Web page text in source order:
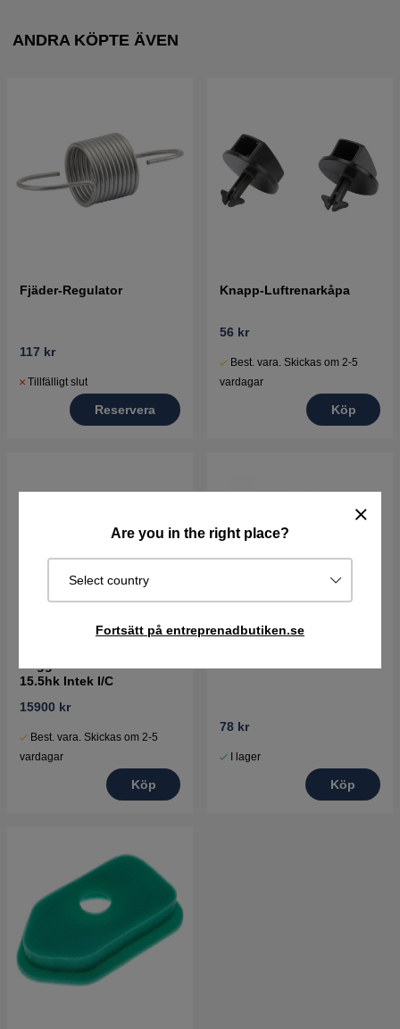
Are you in the right place?
Select country
Fortsätt på entreprenadbutiken.se
ANDRA KÖPTE ÄVEN
Fjäder-Regulator
117 kr
Tillfälligt slut
Reservera
Knapp-Luftrenarkåpa
56 kr
Best. vara. Skickas om 2-5
vardagar
Köp
15.5hk Intek I/C
15900 kr
Best. vara. Skickas om 2-5
vardagar
Köp
78 kr
I lager
Köp